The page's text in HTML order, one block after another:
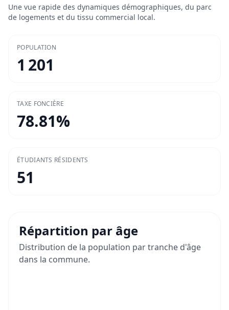
Une vue rapide des dynamiques démographiques, du parc
de logements et du tissu commercial local.
POPULATION
1 201
TAXE FONCIÈRE
78.81%
ÉTUDIANTS RÉSIDENTS
51
Répartition par âge
Distribution de la population par tranche d'âge
dans la commune.